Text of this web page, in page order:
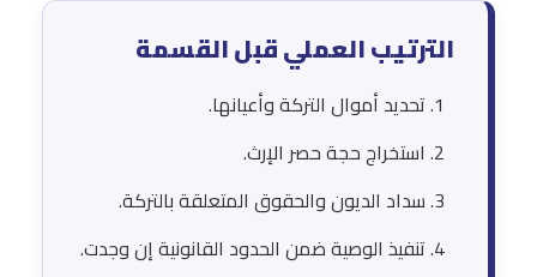
الترتيب العملي قبل القسمة
تحديد أموال التركة وأعيانها.
استخراج حجة حصر الإرث.
سداد الديون والحقوق المتعلقة بالتركة.
تنفيذ الوصية ضمن الحدود القانونية إن وجدت.